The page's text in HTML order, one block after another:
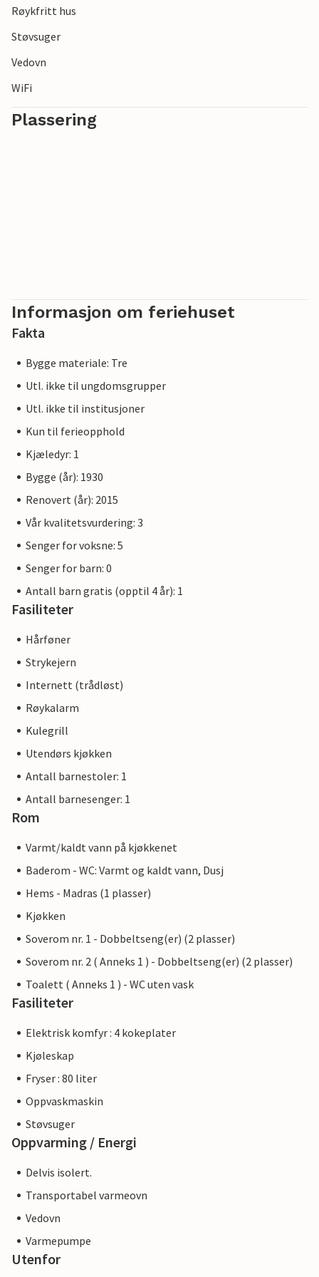
Røykfritt hus
Støvsuger
Vedovn
WiFi
Plassering
Informasjon om feriehuset
Fakta
Bygge materiale: Tre
Utl. ikke til ungdomsgrupper
Utl. ikke til institusjoner
Kun til ferieopphold
Kjæledyr: 1
Bygge (år): 1930
Renovert (år): 2015
Vår kvalitetsvurdering: 3
Senger for voksne: 5
Senger for barn: 0
Antall barn gratis (opptil 4 år): 1
Fasiliteter
Hårføner
Strykejern
Internett (trådløst)
Røykalarm
Kulegrill
Utendørs kjøkken
Antall barnestoler: 1
Antall barnesenger: 1
Rom
Varmt/kaldt vann på kjøkkenet
Baderom - WC: Varmt og kaldt vann, Dusj
Hems - Madras (1 plasser)
Kjøkken
Soverom nr. 1 - Dobbeltseng(er) (2 plasser)
Soverom nr. 2 ( Anneks 1 ) - Dobbeltseng(er) (2 plasser)
Toalett ( Anneks 1 ) - WC uten vask
Fasiliteter
Elektrisk komfyr : 4 kokeplater
Kjøleskap
Fryser : 80 liter
Oppvaskmaskin
Støvsuger
Oppvarming / Energi
Delvis isolert.
Transportabel varmeovn
Vedovn
Varmepumpe
Utenfor